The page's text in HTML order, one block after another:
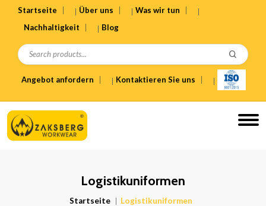
Startseite Über uns
Was wir tun
Nachhaltigkeit
Blog
Angebot anfordern Kontaktieren Sie uns
Logistikuniformen
Startseite Logistikuniformen